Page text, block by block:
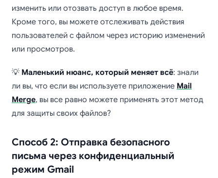
изменить или отозвать доступ в любое время.
Кроме того, вы можете отслеживать действия
пользователей с файлом через историю изменений
или просмотров.
💡 Маленький нюанс, который меняет всё: знали
ли вы, что если вы используете приложение Mail
Merge, вы все равно можете применять этот метод
для защиты своих файлов?
Способ 2: Отправка безопасного
письма через конфиденциальный
режим Gmail